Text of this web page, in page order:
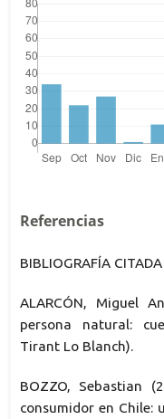
Referencias
BIBLIOGRAFÍA CITADA
ALARCÓN, Miguel
persona natural:
Tirant Lo Blanch).
BOZZO, Sebastian
consumidor en Chile: